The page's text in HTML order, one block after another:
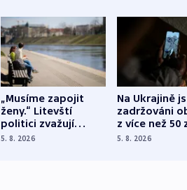
„Musíme zapojit
ženy.“ Litevští
politici zvažují
dohodu o
5. 8. 2026
Na Ukrajině
zadržováni
z více než 50
Bojovali na
5. 8. 2026